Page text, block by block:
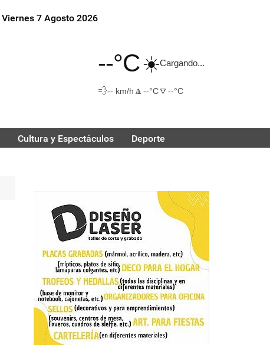
Viernes 7 Agosto 2026
--°C☀️Cargando...
💨-- km/h 🔼 --°C🔽 --°C
Cultura y Espectáculos Deporte